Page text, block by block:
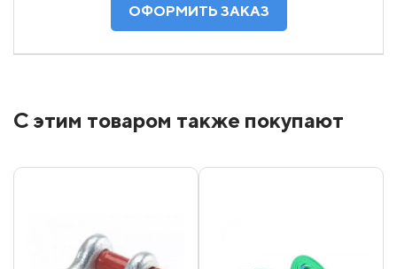
С этим товаром также покупают